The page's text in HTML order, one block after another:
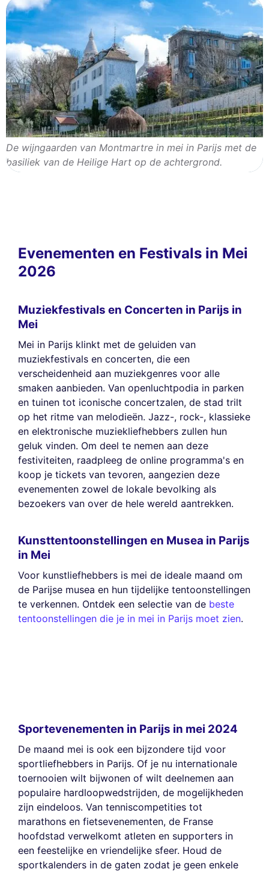
De wijngaarden van Montmartre in mei in Parijs met de
basiliek van de Heilige Hart op de achtergrond.
Evenementen en Festivals in Mei
2026
Muziekfestivals en Concerten in Parijs in
Mei
Mei in Parijs klinkt met de geluiden van
muziekfestivals en concerten, die een
verscheidenheid aan muziekgenres voor alle
smaken aanbieden. Van openluchtpodia in parken
en tuinen tot iconische concertzalen, de stad trilt
op het ritme van melodieën. Jazz-, rock-, klassieke
en elektronische muziekliefhebbers zullen hun
geluk vinden. Om deel te nemen aan deze
festiviteiten, raadpleeg de online programma's en
koop je tickets van tevoren, aangezien deze
evenementen zowel de lokale bevolking als
bezoekers van over de hele wereld aantrekken.
Kunsttentoonstellingen en Musea in Parijs
in Mei
Voor kunstliefhebbers is mei de ideale maand om
de Parijse musea en hun tijdelijke tentoonstellingen
te verkennen. Ontdek een selectie van de beste
tentoonstellingen die je in mei in Parijs moet zien.
Sportevenementen in Parijs in mei 2024
De maand mei is ook een bijzondere tijd voor
sportliefhebbers in Parijs. Of je nu internationale
toernooien wilt bijwonen of wilt deelnemen aan
populaire hardloopwedstrijden, de mogelijkheden
zijn eindeloos. Van tenniscompetities tot
marathons en fietsevenementen, de Franse
hoofdstad verwelkomt atleten en supporters in
een feestelijke en vriendelijke sfeer. Houd de
sportkalenders in de gaten zodat je geen enkele